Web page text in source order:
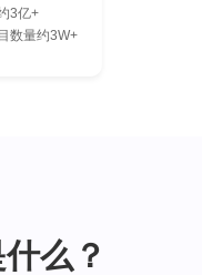
3亿+
数量约3W+
么？